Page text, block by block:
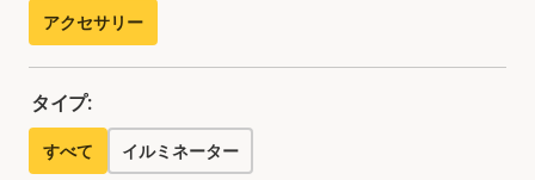
アクセサリー
タイプ:
すべて イルミネーター